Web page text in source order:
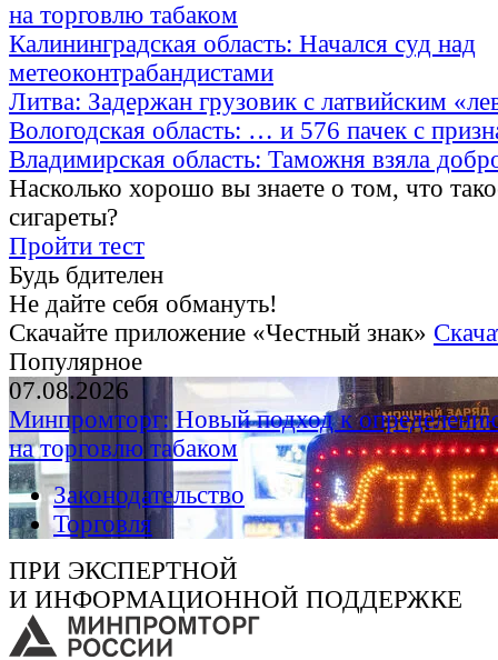
на торговлю табаком
Калининградская область: Начался суд над
метеоконтрабандистами
Литва: Задержан грузовик с латвийским
Вологодская область: … и 576 пачек с
Владимирская область: Таможня взяла
Насколько хорошо вы знаете о том, что
сигареты?
Пройти тест
Будь бдителен
Не дайте себя обмануть!
Скачайте приложение «Честный знак»
Популярное
07.08.2026
Минпромторг: Новый подход к
на торговлю табаком
Законодательство
Торговля
ПРИ ЭКСПЕРТНОЙ
И ИНФОРМАЦИОННОЙ ПОДДЕРЖКЕ